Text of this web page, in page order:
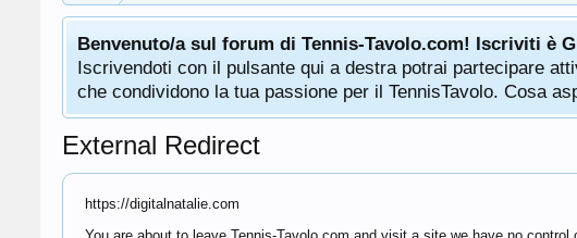
Benvenuto/a sul forum di Tennis-Tavolo.com! Iscriviti è
Iscrivendoti con il pulsante qui a destra potrai partecipare
che condividono la tua passione per il TennisTavolo. Cosa
External Redirect
https://digitalnatalie.com